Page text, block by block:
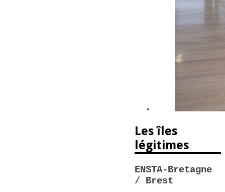
Les îles
légitimes
ENSTA-Bretagne
/ Brest